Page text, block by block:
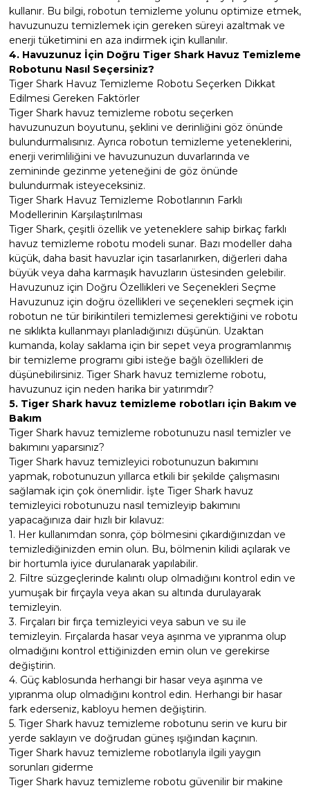
kullanır. Bu bilgi, robotun temizleme yolunu optimize etmek,
havuzunuzu temizlemek için gereken süreyi azaltmak ve
enerji tüketimini en aza indirmek için kullanılır.
4. Havuzunuz İçin Doğru Tiger Shark Havuz Temizleme
Robotunu Nasıl Seçersiniz?
Tiger Shark Havuz Temizleme Robotu Seçerken Dikkat
Edilmesi Gereken Faktörler
Tiger Shark havuz temizleme robotu seçerken
havuzunuzun boyutunu, şeklini ve derinliğini göz önünde
bulundurmalısınız. Ayrıca robotun temizleme yeteneklerini,
enerji verimliliğini ve havuzunuzun duvarlarında ve
zemininde gezinme yeteneğini de göz önünde
bulundurmak isteyeceksiniz.
Tiger Shark Havuz Temizleme Robotlarının Farklı
Modellerinin Karşılaştırılması
Tiger Shark, çeşitli özellik ve yeteneklere sahip birkaç farklı
havuz temizleme robotu modeli sunar. Bazı modeller daha
küçük, daha basit havuzlar için tasarlanırken, diğerleri daha
büyük veya daha karmaşık havuzların üstesinden gelebilir.
Havuzunuz için Doğru Özellikleri ve Seçenekleri Seçme
Havuzunuz için doğru özellikleri ve seçenekleri seçmek için
robotun ne tür birikintileri temizlemesi gerektiğini ve robotu
ne sıklıkta kullanmayı planladığınızı düşünün. Uzaktan
kumanda, kolay saklama için bir sepet veya programlanmış
bir temizleme programı gibi isteğe bağlı özellikleri de
düşünebilirsiniz. Tiger Shark havuz temizleme robotu,
havuzunuz için neden harika bir yatırımdır?
5. Tiger Shark havuz temizleme robotları için Bakım ve
Bakım
Tiger Shark havuz temizleme robotunuzu nasıl temizler ve
bakımını yaparsınız?
Tiger Shark havuz temizleyici robotunuzun bakımını
yapmak, robotunuzun yıllarca etkili bir şekilde çalışmasını
sağlamak için çok önemlidir. İşte Tiger Shark havuz
temizleyici robotunuzu nasıl temizleyip bakımını
yapacağınıza dair hızlı bir kılavuz:
1. Her kullanımdan sonra, çöp bölmesini çıkardığınızdan ve
temizlediğinizden emin olun. Bu, bölmenin kilidi açılarak ve
bir hortumla iyice durulanarak yapılabilir.
2. Filtre süzgeçlerinde kalıntı olup olmadığını kontrol edin ve
yumuşak bir fırçayla veya akan su altında durulayarak
temizleyin.
3. Fırçaları bir fırça temizleyici veya sabun ve su ile
temizleyin. Fırçalarda hasar veya aşınma ve yıpranma olup
olmadığını kontrol ettiğinizden emin olun ve gerekirse
değiştirin.
4. Güç kablosunda herhangi bir hasar veya aşınma ve
yıpranma olup olmadığını kontrol edin. Herhangi bir hasar
fark ederseniz, kabloyu hemen değiştirin.
5. Tiger Shark havuz temizleme robotunu serin ve kuru bir
yerde saklayın ve doğrudan güneş ışığından kaçının.
Tiger Shark havuz temizleme robotlarıyla ilgili yaygın
sorunları giderme
Tiger Shark havuz temizleme robotu güvenilir bir makine